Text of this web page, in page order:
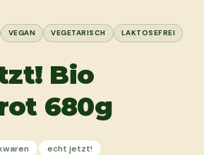
VEGAN VEGETARISCH LAKTOSEFREI
Bio
680g
echt jetzt!